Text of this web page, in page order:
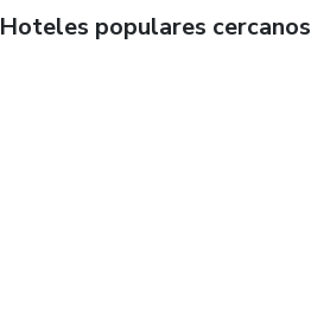
Hoteles populares cercanos